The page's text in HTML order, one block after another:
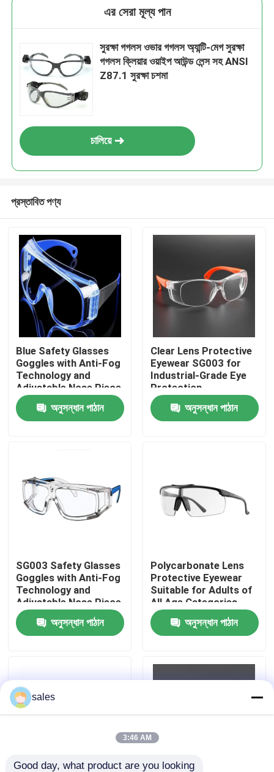
বাড়ি
আমাদের সম্পর্কে
যোগাযোগ করুন
খবর
উদ্ধৃতির জন্য আবেদন
নিরাপত্তা চশমা গগলস
এর সেরা মূল্য পান
সুরক্ষা গগলস ওভার গগলস অ্যান্টি-মেগ সুরক্ষা
গগলস ক্লিয়ার ওয়াইপ আউন্ড লেন্স সহ ANSI
Z87.1 সুরক্ষা চশমা
চালিয়ে
প্রস্তাবিত পণ্য
Blue Safety Glasses
Goggles with Anti-Fog
Technology and
Adjustable Nose Piece
অনুসন্ধান পাঠান
Clear Lens Protective
Eyewear SG003 for
Industrial-Grade Eye
Protection
অনুসন্ধান পাঠান
SG003 Safety Glasses
Goggles with Anti-Fog
Technology and
Adjustable Nose Piece
অনুসন্ধান পাঠান
Polycarbonate Lens
Protective Eyewear
Suitable for Adults of
All Age Categories
অনুসন্ধান পাঠান
sales
3:46 AM
Good day, what product are you looking